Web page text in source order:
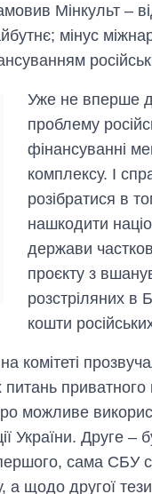
Мінкульт –
мінус
Уже не вперше
проблему
фінансуванні
комплексу. І
розібратися в
нашкодити
держави
проєкту з
розстріляних
кошти
комітеті
можливе
України. Друге –
сама СБУ
а щодо другої